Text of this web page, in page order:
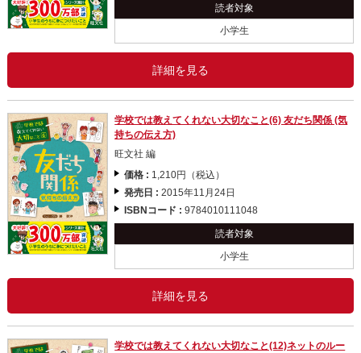
読者対象
小学生
詳細を見る
学校では教えてくれない大切なこと(6) 友だち関係 (気
持ちの伝え方)
旺文社 編
価格 : 1,210円（税込）
発売日 :2015年11月24日
ISBNコード :9784010111048
読者対象
小学生
詳細を見る
学校では教えてくれない大切なこと(12)ネットのルー